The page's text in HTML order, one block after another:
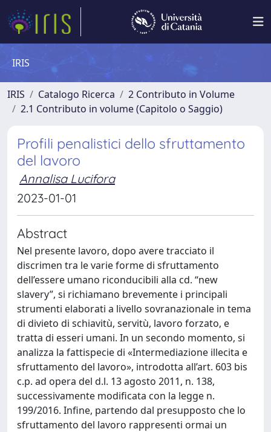
IRIS
IRIS Catalogo Ricerca
2 Contributo in Volume
2.1 Contributo in volume (Capitolo o Saggio)
Profili penalistici dello sfruttamento
del lavoro
Annalisa Lucifora
2023-01-01
Abstract
Nel presente lavoro, dopo avere tracciato il
discrimen tra le varie forme di sfruttamento
dell’essere umano riconducibili alla cd. “new
slavery”, si richiamano brevemente i principali
strumenti elaborati a livello sovranazionale in tema
di divieto di schiavitù, servitù, lavoro forzato, e
tratta di esseri umani. In un secondo momento, si
analizza la fattispecie di «Intermediazione illecita e
sfruttamento del lavoro», introdotta all’art. 603 bis
c.p. ad opera del d.l. 13 agosto 2011, n. 138,
successivamente modificata con la legge n.
199/2016. Infine, partendo dal presupposto che lo
sfruttamento del lavoro rappresenti ormai un